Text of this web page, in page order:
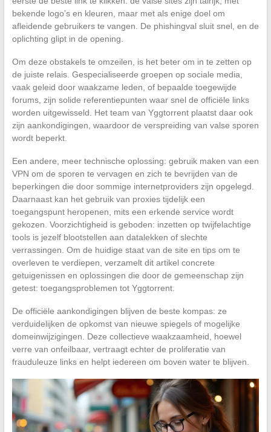
bekende logo’s en kleuren, maar met als enige doel om
afleidende gebruikers te vangen. De phishingval sluit snel, en de
oplichting glipt in de opening.
Om deze obstakels te omzeilen, is het beter om in te zetten op
de juiste relais. Gespecialiseerde groepen op sociale media,
vaak geleid door waakzame leden, of bepaalde toegewijde
forums, zijn solide referentiepunten waar snel de officiële links
worden uitgewisseld. Het team van Yggtorrent plaatst daar ook
zijn aankondigingen, waardoor de verspreiding van valse sporen
wordt beperkt.
Een andere, meer technische oplossing: gebruik maken van een
VPN om de sporen te vervagen en zich te bevrijden van de
beperkingen die door sommige internetproviders zijn opgelegd.
Daarnaast kan het gebruik van proxies tijdelijk een
toegangspunt heropenen, mits een erkende service wordt
gekozen. Voorzichtigheid is geboden: inzetten op twijfelachtige
tools is jezelf blootstellen aan datalekken of slechte
verrassingen. Om de huidige staat van de site en tips om te
overleven te verdiepen, verzamelt dit artikel concrete
getuigenissen en oplossingen die door de gemeenschap zijn
getest: toegangsproblemen tot Yggtorrent.
De officiële aankondigingen blijven de beste kompas: ze
verduidelijken de opkomst van nieuwe spiegels of mogelijke
domeinwijzigingen. Deze collectieve waakzaamheid, hoewel
verre van onfeilbaar, vertraagt echter de proliferatie van
frauduleuze links en helpt iedereen om boven water te blijven.